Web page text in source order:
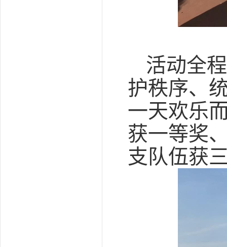
活动全
护秩序、
一天欢乐
获一等奖
支队伍获